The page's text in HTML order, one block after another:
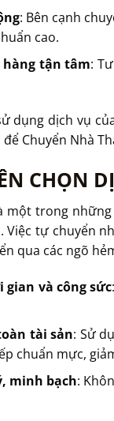
: Bên cạnh
cao.
tận tâm:
dụng dịch vụ
Chuyển Nhà
CHỌN
một trong
Việc tự chuyển
qua các ngõ
và công sức
tài sản: Sử
chuẩn mực,
minh bạch: